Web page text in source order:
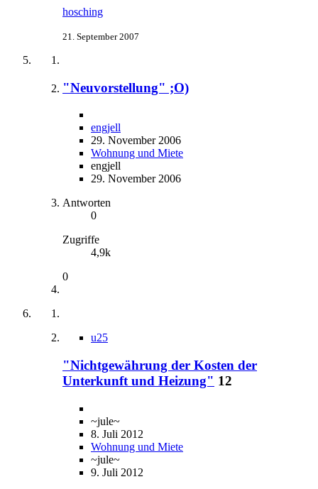
hosching
21. September 2007
"Neuvorstellung" ;O)
engjell
29. November 2006
Wohnung und Miete
engjell
29. November 2006
Antworten
0
Zugriffe
4,9k
0
u25
"Nichtgewährung der Kosten der
Unterkunft und Heizung" 12
~jule~
8. Juli 2012
Wohnung und Miete
~jule~
9. Juli 2012